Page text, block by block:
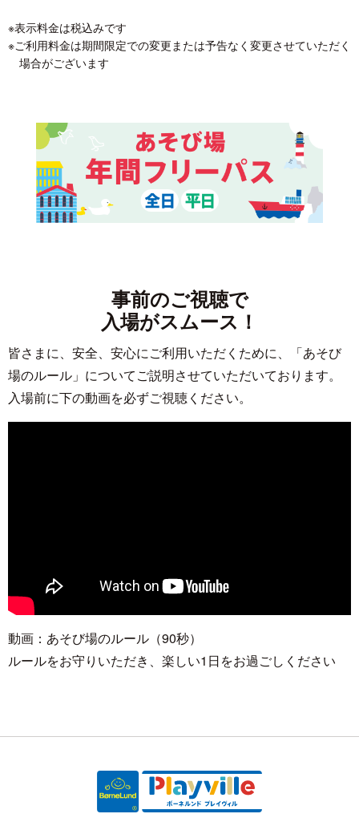
※表示料金は税込みです
※ご利用料金は期間限定での変更または予告なく変更させていただく
場合がございます
事前のご視聴で
入場がスムース！
皆さまに、安全、安心にご利用いただくために、「あそび
場のルール」についてご説明させていただいております。
入場前に下の動画を必ずご視聴ください。
動画：あそび場のルール（90秒）
ルールをお守りいただき、楽しい1日をお過ごしください